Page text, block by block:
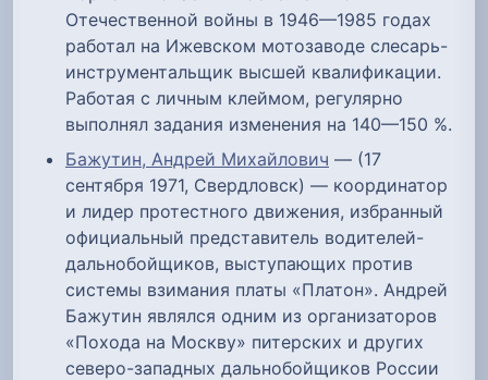
Отечественной войны в 1946—1985 годах
работал на Ижевском мотозаводе слесарь-
инструментальщик высшей квалификации.
Работая с личным клеймом, регулярно
выполнял задания изменения на 140—150 %.
Бажутин, Андрей Михайлович — (17
сентября 1971, Свердловск) — координатор
и лидер протестного движения, избранный
официальный представитель водителей-
дальнобойщиков, выступающих против
системы взимания платы «Платон». Андрей
Бажутин являлся одним из организаторов
«Похода на Москву» питерских и других
северо-западных дальнобойщиков России